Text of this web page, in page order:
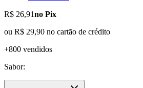
R$ 26,91no Pix
ou R$ 29,90 no cartão de crédito
+800 vendidos
Sabor: